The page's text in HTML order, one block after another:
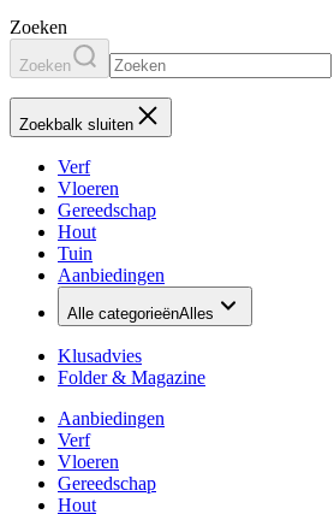
Zoeken
Zoeken
Zoekbalk sluiten
Verf
Vloeren
Gereedschap
Hout
Tuin
Aanbiedingen
Alle categorieënAlles
Klusadvies
Folder & Magazine
Aanbiedingen
Verf
Vloeren
Gereedschap
Hout